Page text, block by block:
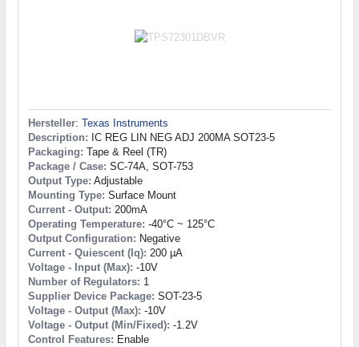
Hersteller: Texas Instruments
Description: IC REG LIN NEG ADJ 200MA SOT23-5
Packaging: Tape & Reel (TR)
Package / Case: SC-74A, SOT-753
Output Type: Adjustable
Mounting Type: Surface Mount
Current - Output: 200mA
Operating Temperature: -40°C ~ 125°C
Output Configuration: Negative
Current - Quiescent (Iq): 200 µA
Voltage - Input (Max): -10V
Number of Regulators: 1
Supplier Device Package: SOT-23-5
Voltage - Output (Max): -10V
Voltage - Output (Min/Fixed): -1.2V
Control Features: Enable